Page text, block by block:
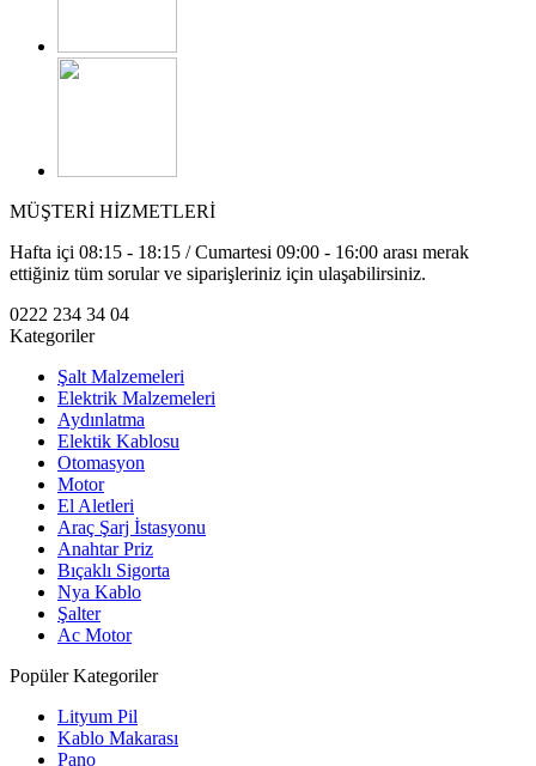
MÜŞTERİ HİZMETLERİ
Hafta içi 08:15 - 18:15 / Cumartesi 09:00 - 16:00 arası merak
ettiğiniz tüm sorular ve siparişleriniz için ulaşabilirsiniz.
0222 234 34 04
Kategoriler
Şalt Malzemeleri
Elektrik Malzemeleri
Aydınlatma
Elektik Kablosu
Otomasyon
Motor
El Aletleri
Araç Şarj İstasyonu
Anahtar Priz
Bıçaklı Sigorta
Nya Kablo
Şalter
Ac Motor
Popüler Kategoriler
Lityum Pil
Kablo Makarası
Pano